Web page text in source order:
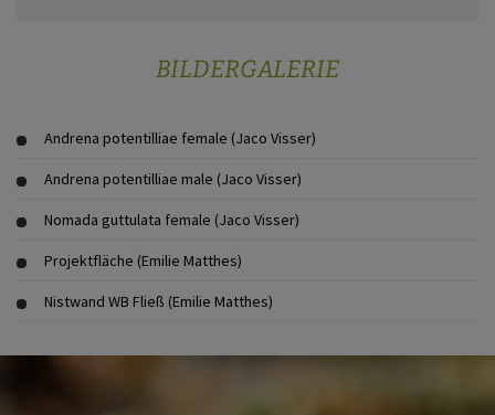
BILDERGALERIE
Andrena potentilliae female (Jaco Visser)
Andrena potentilliae male (Jaco Visser)
Nomada guttulata female (Jaco Visser)
Projektfläche (Emilie Matthes)
Nistwand WB Fließ (Emilie Matthes)